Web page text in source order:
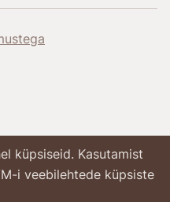
küpsiseid. Kasutamist
i veebilehtede küpsiste